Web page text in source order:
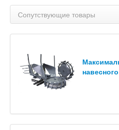
Сопутствующие товары
навесного